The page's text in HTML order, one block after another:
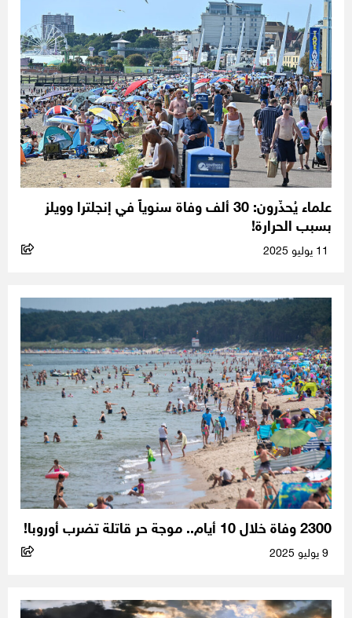
علماء يُحذّرون: 30 ألف وفاة سنوياً في إنجلترا وويلز
بسبب الحرارة!
2300 وفاة خلال 10 أيام.. موجة حر قاتلة تضرب أوروبا!